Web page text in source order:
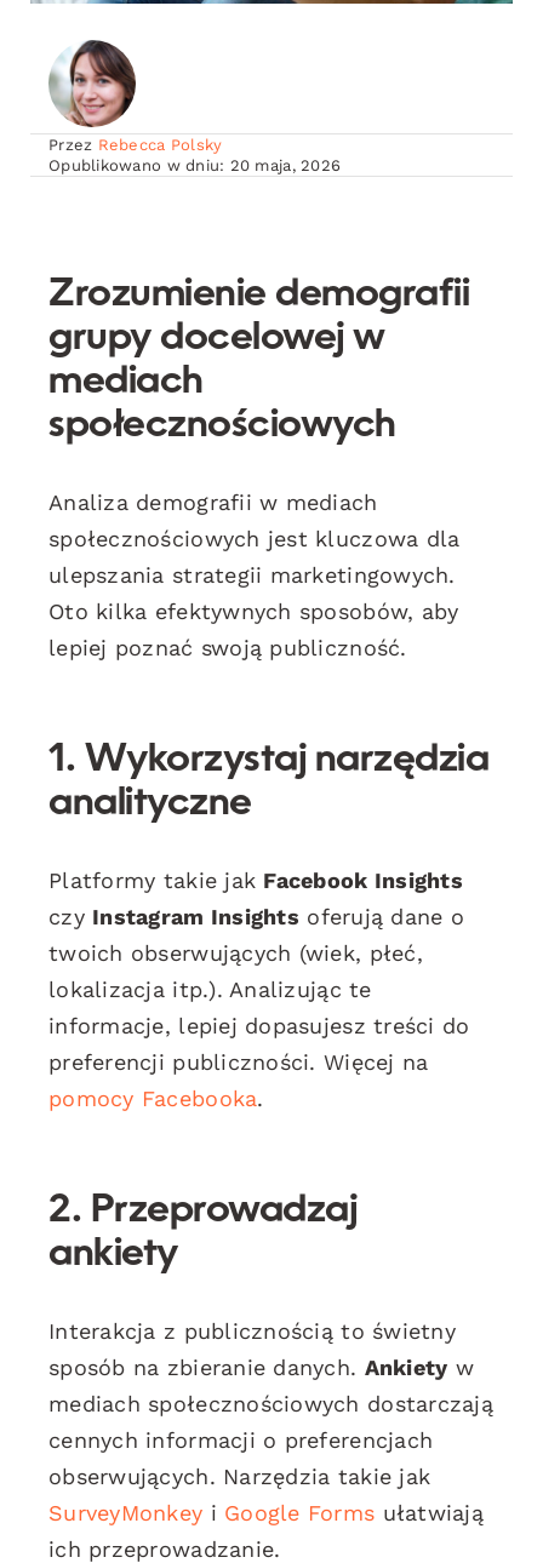
Przez Rebecca Polsky
Opublikowano w dniu: 20 maja, 2026
Zrozumienie demografii
grupy docelowej w
mediach
społecznościowych
Analiza demografii w mediach
społecznościowych jest kluczowa dla
ulepszania strategii marketingowych.
Oto kilka efektywnych sposobów, aby
lepiej poznać swoją publiczność.
1. Wykorzystaj narzędzia
analityczne
Platformy takie jak Facebook Insights
czy Instagram Insights oferują dane o
twoich obserwujących (wiek, płeć,
lokalizacja itp.). Analizując te
informacje, lepiej dopasujesz treści do
preferencji publiczności. Więcej na
pomocy Facebooka.
2. Przeprowadzaj
ankiety
Interakcja z publicznością to świetny
sposób na zbieranie danych. Ankiety w
mediach społecznościowych dostarczają
cennych informacji o preferencjach
obserwujących. Narzędzia takie jak
SurveyMonkey i Google Forms ułatwiają
ich przeprowadzanie.